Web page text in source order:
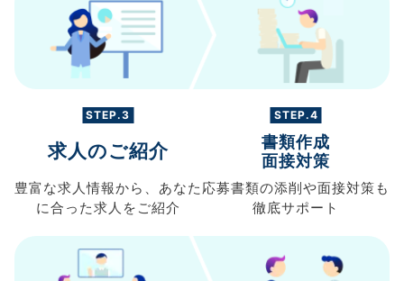
STEP.3
求人のご紹介
豊富な求人情報から、 あなた
に合った求人を ご紹介
STEP.4
書類作成
面接対策
応募書類の添削や面接対策も
徹底サポート